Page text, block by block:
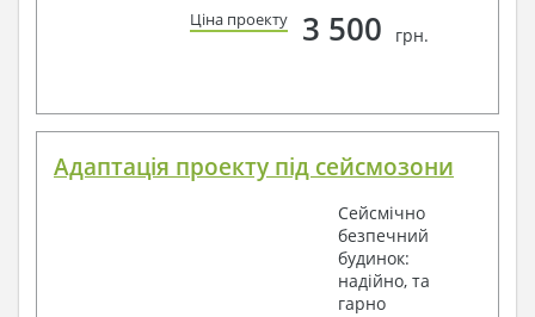
Ціна проекту 3 500 грн.
Адаптація проекту під сейсмозони
Сейсмічно
безпечний
будинок:
надійно, та
гарно